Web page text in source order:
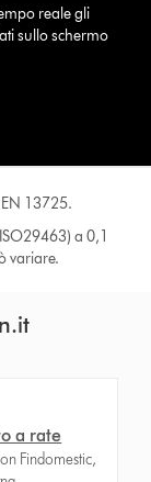
reale gli
sullo schermo
13725.
a 0,1
variare.
a rate
Findomestic,